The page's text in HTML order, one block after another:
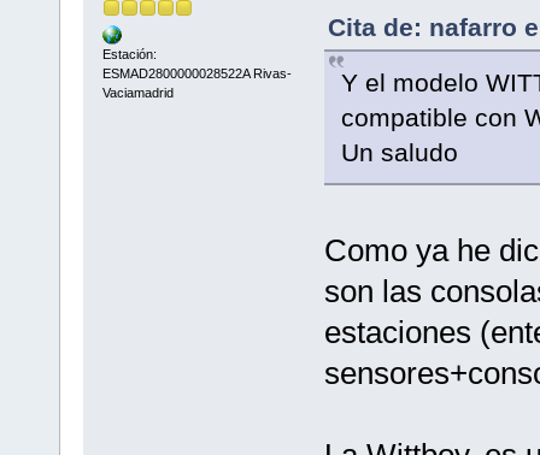
Estación:
ESMAD2800000028522A Rivas-
Vaciamadrid
Cita de: nafarro
Y el modelo
compatible con
Un saludo
Como ya he
son las
estaciones